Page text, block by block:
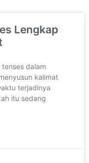
Lengkap
dalam
kalimat
terjadinya
itu sedang